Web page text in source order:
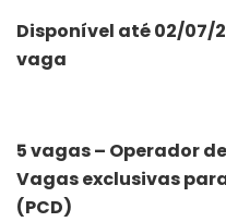
Disponível até 02/07/
vaga
5 vagas – Operador
Vagas exclusivas
(PCD)